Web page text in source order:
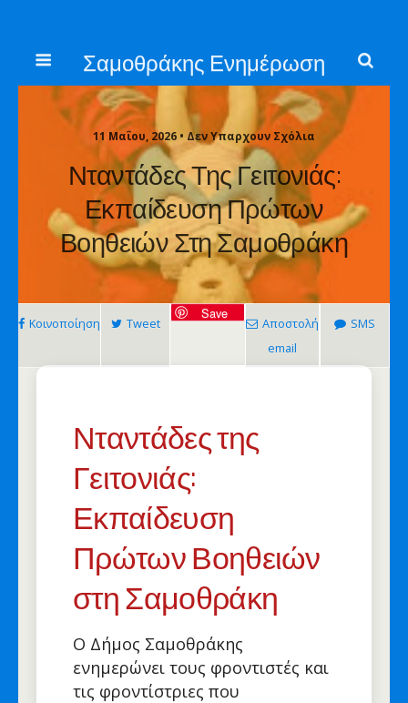
Σαμοθράκης Ενημέρωση
11 Μαΐου, 2026 • Δεν Υπαρχουν Σχόλια
Νταντάδες Της Γειτονιάς:
Εκπαίδευση Πρώτων
Βοηθειών Στη Σαμοθράκη
Κοινοποίηση Tweet
Save
Αποστολή
email
SMS
Νταντάδες της
Γειτονιάς:
Εκπαίδευση
Πρώτων Βοηθειών
στη Σαμοθράκη
Ο Δήμος Σαμοθράκης
ενημερώνει τους φροντιστές και
τις φροντίστριες που